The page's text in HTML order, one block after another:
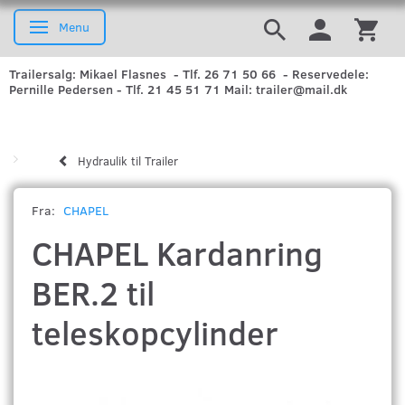
Skifte navigation
Menu
Trailersalg: Mikael Flasnes - Tlf. 26 71 50 66 - Reservedele:
Pernille Pedersen - Tlf. 21 45 51 71 Mail: trailer@mail.dk
Hydraulik til Trailer
Fra: CHAPEL
CHAPEL Kardanring
BER.2 til
teleskopcylinder